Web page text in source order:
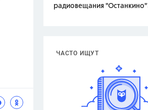
радиовещания
ЧАСТО ИЩУТ